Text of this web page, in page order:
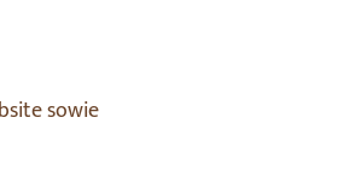
sowie